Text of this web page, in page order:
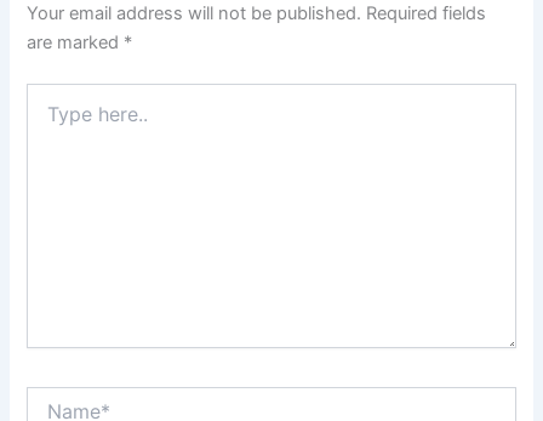
Your email address will not be published. Required fields
are marked *
here..